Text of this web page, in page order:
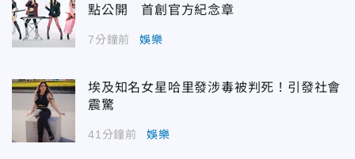
點公開 首創官方紀念章
7分鐘前 娛樂
埃及知名女星哈里發涉毒被判死！引發社會
震驚
41分鐘前 娛樂